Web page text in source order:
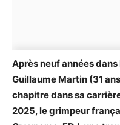
Après neuf années
Guillaume Martin (31
chapitre dans sa
2025, le grimpeur